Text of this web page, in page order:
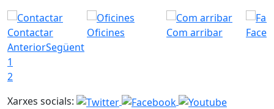
Contactar Oficines Com arribar
AnteriorSegüent
1
2
Xarxes socials: